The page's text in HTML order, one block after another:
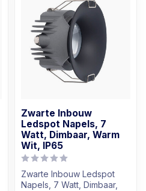
Zwarte Inbouw
Ledspot Napels, 7
Watt, Dimbaar, Warm
Wit, IP65
Zwarte Inbouw Ledspot
Napels, 7 Watt, Dimbaar,